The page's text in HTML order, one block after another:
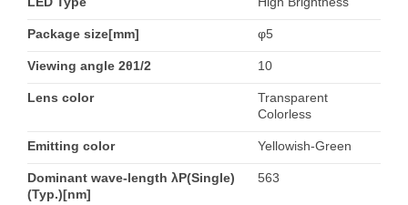
Package size[mm] φ5
Viewing angle 2θ1/2 10
Lens color
Transparent
Colorless
Emitting color Yellowish-Green
Dominant wave-length λP(Single)
(Typ.)[nm]
563